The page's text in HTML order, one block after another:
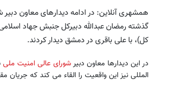
همشهری آنلاین: در ادامه دیدارهای معاون
گذشته رمضان عبدالله دبیرکل جنبش جهاد
کل)، با علی باقری در دمشق دیدار کردند.
در این دیدارها معاون دبیرشورای عالی امنیت ملی
المللی نیز این واقعیت را القاء می کند که